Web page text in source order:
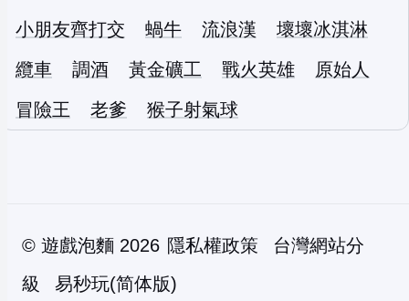
小朋友齊打交
蝸牛 流浪漢
壞壞冰淇淋
纜車
調酒 黃金礦工 戰火英雄
原始人
冒險王
老爹 猴子射氣球
© 遊戲泡麵 2026 隱私權政策
台灣網站分
級
易秒玩(简体版)